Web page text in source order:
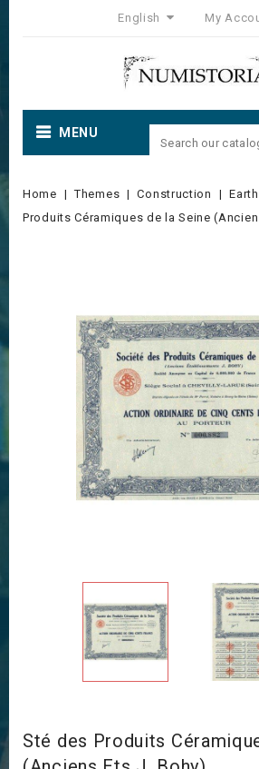
English My
MENU
Home Themes Construction
Produits Céramiques de la Seine
Sté des Produits